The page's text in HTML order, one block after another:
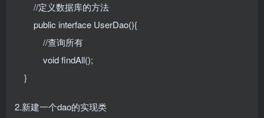
//定义数据库的方法
public interface UserDao(){
//查询所有
void findAll();
}
2.新建一个dao的实现类